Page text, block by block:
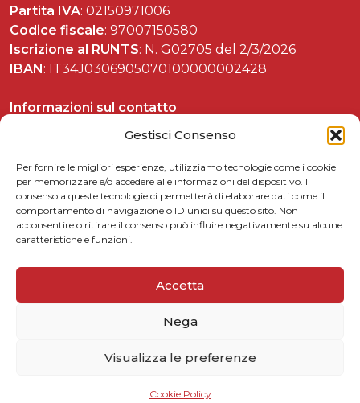
Gestisci Consenso
Per fornire le migliori esperienze, utilizziamo tecnologie come i cookie
per memorizzare e/o accedere alle informazioni del dispositivo. Il
consenso a queste tecnologie ci permetterà di elaborare dati come il
comportamento di navigazione o ID unici su questo sito. Non
acconsentire o ritirare il consenso può influire negativamente su alcune
caratteristiche e funzioni.
Accetta
Nega
Visualizza le preferenze
Cookie Policy
Partita IVA: 02150971006
Codice fiscale: 97007150580
Iscrizione al RUNTS: N. G02705 del 2/3/2026
IBAN : IT34J0306905070100000002428
Informazioni sul contatto
Celebrazioni matteottiane
Matteotti per le scuole
Contattaci